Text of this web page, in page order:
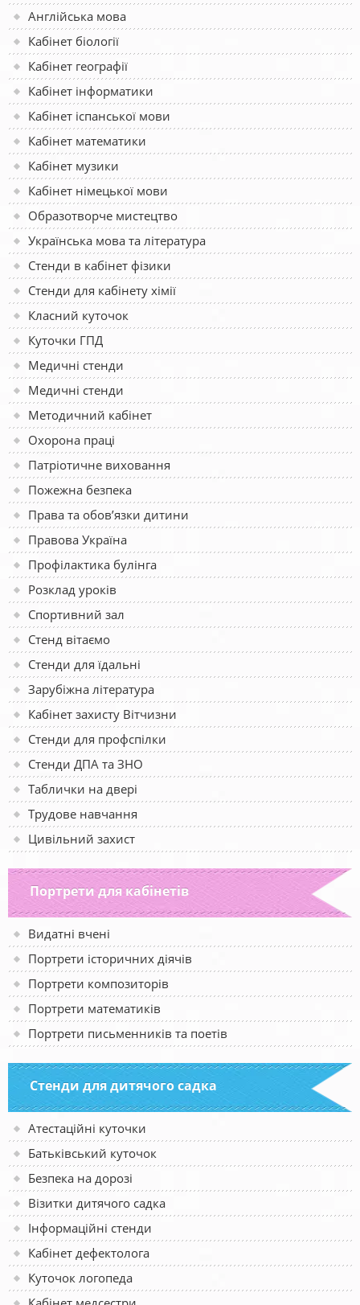
Англійська мова
Кабінет біології
Кабінет географії
Кабінет інформатики
Кабінет іспанської мови
Кабінет математики
Кабінет музики
Кабінет німецької мови
Образотворче мистецтво
Українська мова та література
Стенди в кабінет фізики
Стенди для кабінету хімії
Класний куточок
Куточки ГПД
Медичні стенди
Медичні стенди
Методичний кабінет
Охорона праці
Патріотичне виховання
Пожежна безпека
Права та обов’язки дитини
Правова Україна
Профілактика булінга
Розклад уроків
Спортивний зал
Стенд вітаємо
Стенди для їдальні
Зарубіжна література
Кабінет захисту Вітчизни
Стенди для профспілки
Стенди ДПА та ЗНО
Таблички на двері
Трудове навчання
Цивільний захист
Портрети для кабінетів
Видатні вчені
Портрети історичних діячів
Портрети композиторів
Портрети математиків
Портрети письменників та поетів
Стенди для дитячого садка
Атестаційні куточки
Батьківський куточок
Безпека на дорозі
Візитки дитячого садка
Інформаційні стенди
Кабінет дефектолога
Куточок логопеда